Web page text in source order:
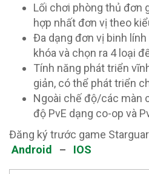
Lối chơi phòng thủ đơn
hợp nhất đơn vị theo
Đa dạng đơn vị binh
khóa và chọn ra 4 loại
Tính năng phát triển
giản, có thể phát triển
Ngoài chế độ/các màn
độ PvE dạng co-op và
Đăng ký trước game
Android
– IOS